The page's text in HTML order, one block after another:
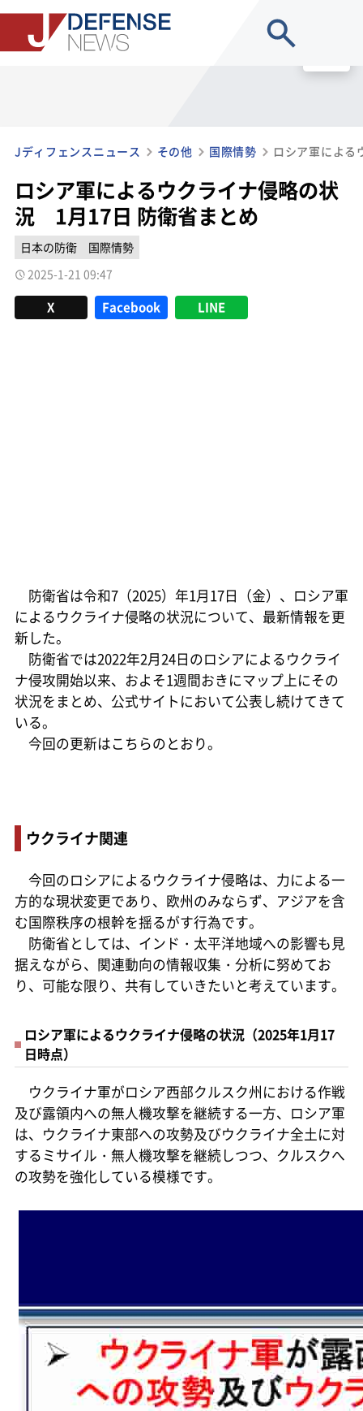
Jディフェンスニュース その他 国際情勢
ロシア軍によるウクライナ侵略の状
況 1月17日 防衛省まとめ
日本の防衛
国際情勢
2025-1-21 09:47
X Facebook LINE
防衛省は令和7（2025）年1月17日（金）、ロシア軍
によるウクライナ侵略の状況について、最新情報を更
新した。
防衛省では2022年2月24日のロシアによるウクライ
ナ侵攻開始以来、およそ1週間おきにマップ上にその
状況をまとめ、公式サイトにおいて公表し続けてきて
いる。
今回の更新はこちらのとおり。
ウクライナ関連
今回のロシアによるウクライナ侵略は、力による一
方的な現状変更であり、欧州のみならず、アジアを含
む国際秩序の根幹を揺るがす行為です。
防衛省としては、インド・太平洋地域への影響も見
据えながら、関連動向の情報収集・分析に努めてお
り、可能な限り、共有していきたいと考えています。
ロシア軍によるウクライナ侵略の状況（2025年1月17
日時点）
ウクライナ軍がロシア西部クルスク州における作戦
及び露領内への無人機攻撃を継続する一方、ロシア軍
は、ウクライナ東部への攻勢及びウクライナ全土に対
するミサイル・無人機攻撃を継続しつつ、クルスクへ
の攻勢を強化している模様です。